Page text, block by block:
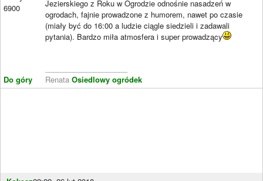
6900
Do góry
Jezierskiego z Roku w Ogrodzie odnośnie nasadzeń w
ogrodach, fajnie prowadzone z humorem, nawet po czasie
(miały być do 16:00 a ludzie ciągle siedzieli i zadawali
pytania). Bardzo miła atmosfera i super prowadzący
Renata Osiedlowy ogródek